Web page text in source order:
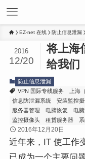
EZ-net 在线 防止信息泄漏
将上海
给我们
2016
12/20
防止信息泄漏
VPN 国际专线服务
上海
信息防泄漏系统
安装监控
服务器管理
电脑恢复 电
监控摄像头
租赁服务器
2016年12月20日
近年来，IT 使工作